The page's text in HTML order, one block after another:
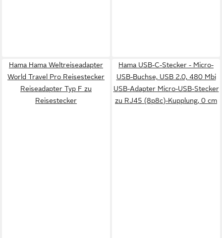
Hama Hama Weltreiseadapter
World Travel Pro Reisestecker
Reiseadapter Typ F zu
Reisestecker
Hama USB-C-Stecker - Micro-
USB-Buchse, USB 2.0, 480 Mbi
USB-Adapter Micro-USB-Stecker
zu RJ45 (8p8c)-Kupplung, 0 cm